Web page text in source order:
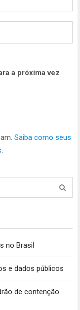
a próxima vez
Saiba como seus
.
no Brasil
e dados públicos
de contenção